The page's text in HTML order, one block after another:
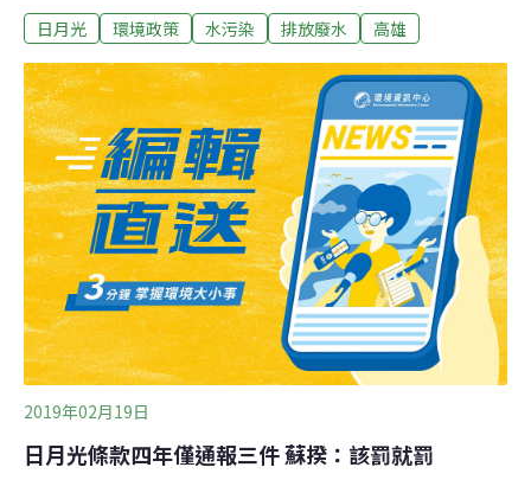
保護局查獲排放大量高濃度含重金屬鎳的強酸性廢水污染
工，依未妥善處理廢水及污泥的費用所獲不當利得處分罰
鍰1億201萬元。日月光不服提起行政訴訟，高等行政法院
審理認定高市環保局裁罰並無充分舉證，且裁罰的金額與
理由超出權限及相關法令，判決罰鍰撤銷。
日月光 環境政策 水污染 排放廢水 高雄
2019年02月19日
日月光條款四年僅通報三件 蘇揆：該罰就罰